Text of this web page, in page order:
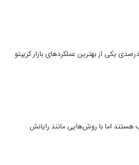
میم‌کوین فارت‌کوین پس از اضافه شدن به نقشه راه لیستینگ کوین‌بیس، با رشد ۲۰ درصدی یکی از بهترین عملکردهای بازار کریپتو
اما با روش‌هایی مانند رایانش